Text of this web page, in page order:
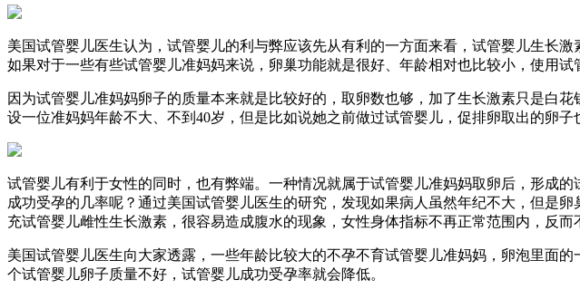
美国试管婴儿医生认为，试管婴儿的利与弊应该先从有利的一方面来看，试管婴儿生长
如果对于一些有些试管婴儿准妈妈来说，卵巢功能就是很好、年龄相对也比较小，使用试
因为试管婴儿准妈妈卵子的质量本来就是比较好的，取卵数也够，加了生长激素只是白
设一位准妈妈年龄不大、不到40岁，但是比如说她之前做过试管婴儿，促排卵取出的卵
试管婴儿有利于女性的同时，也有弊端。一种情况就属于试管婴儿准妈妈取卵后，形成
成功受孕的几率呢？通过美国试管婴儿医生的研究，发现如果病人虽然年纪不大，但是
充试管婴儿雌性生长激素，很容易造成腹水的现象，女性身体指标不再正常范围内，反
美国试管婴儿医生向大家透露，一些年龄比较大的不孕不育试管婴儿准妈妈，卵泡里面
个试管婴儿卵子质量不好，试管婴儿成功受孕率就会降低。